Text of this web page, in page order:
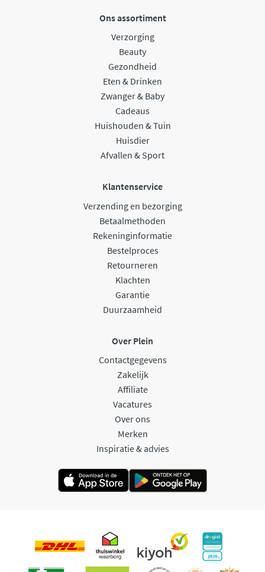
Ons assortiment
Verzorging
Beauty
Gezondheid
Eten & Drinken
Zwanger & Baby
Cadeaus
Huishouden & Tuin
Huisdier
Afvallen & Sport
Klantenservice
Verzending en bezorging
Betaalmethoden
Rekeninginformatie
Bestelproces
Retourneren
Klachten
Garantie
Duurzaamheid
Over Plein
Contactgegevens
Zakelijk
Affiliate
Vacatures
Over ons
Merken
Inspiratie & advies